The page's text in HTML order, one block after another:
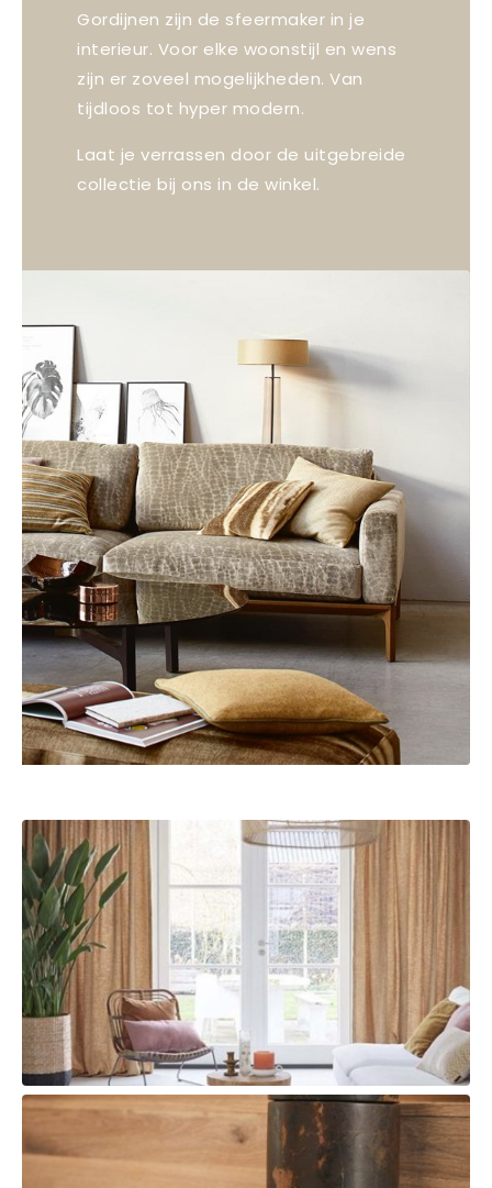
Gordijnen zijn de sfeermaker in je
interieur. Voor elke woonstijl en wens
zijn er zoveel mogelijkheden. Van
tijdloos tot hyper modern.
Laat je verrassen door de uitgebreide
collectie bij ons in de winkel.